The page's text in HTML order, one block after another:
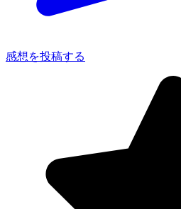
感想を投稿する